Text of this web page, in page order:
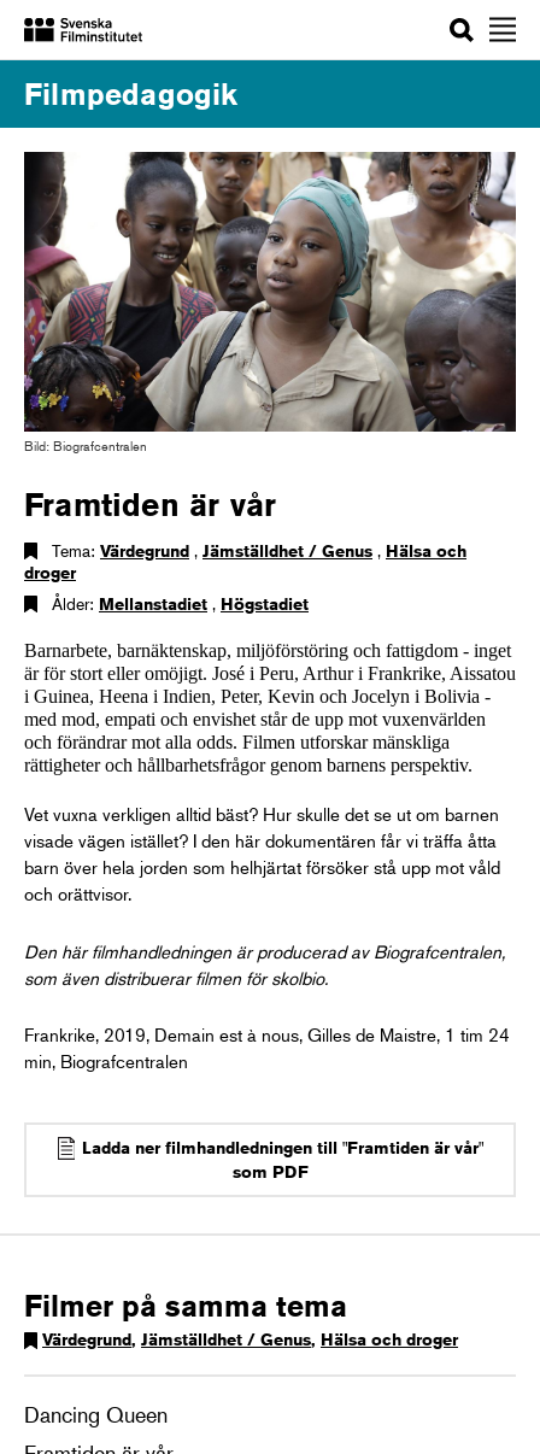
Sök
Filmpedagogik
Bild: Biografcentralen
Framtiden är vår
Tema: Värdegrund , Jämställdhet / Genus , Hälsa och
droger
Ålder: Mellanstadiet , Högstadiet
Barnarbete, barnäktenskap, miljöförstöring och fattigdom - inget
är för stort eller omöjigt. José i Peru, Arthur i Frankrike, Aissatou
i Guinea, Heena i Indien, Peter, Kevin och Jocelyn i Bolivia -
med mod, empati och envishet står de upp mot vuxenvärlden
och förändrar mot alla odds. Filmen utforskar mänskliga
rättigheter och hållbarhetsfrågor genom barnens perspektiv.
Vet vuxna verkligen alltid bäst? Hur skulle det se ut om barnen
visade vägen istället? I den här dokumentären får vi träffa åtta
barn över hela jorden som helhjärtat försöker stå upp mot våld
och orättvisor.
Den här filmhandledningen är producerad av Biografcentralen,
som även distribuerar filmen för skolbio.
Frankrike, 2019, Demain est à nous, Gilles de Maistre, 1 tim 24
min, Biografcentralen
Ladda ner filmhandledningen till "Framtiden är vår"
som PDF
Filmer på samma tema
Värdegrund, Jämställdhet / Genus, Hälsa och droger
Dancing Queen